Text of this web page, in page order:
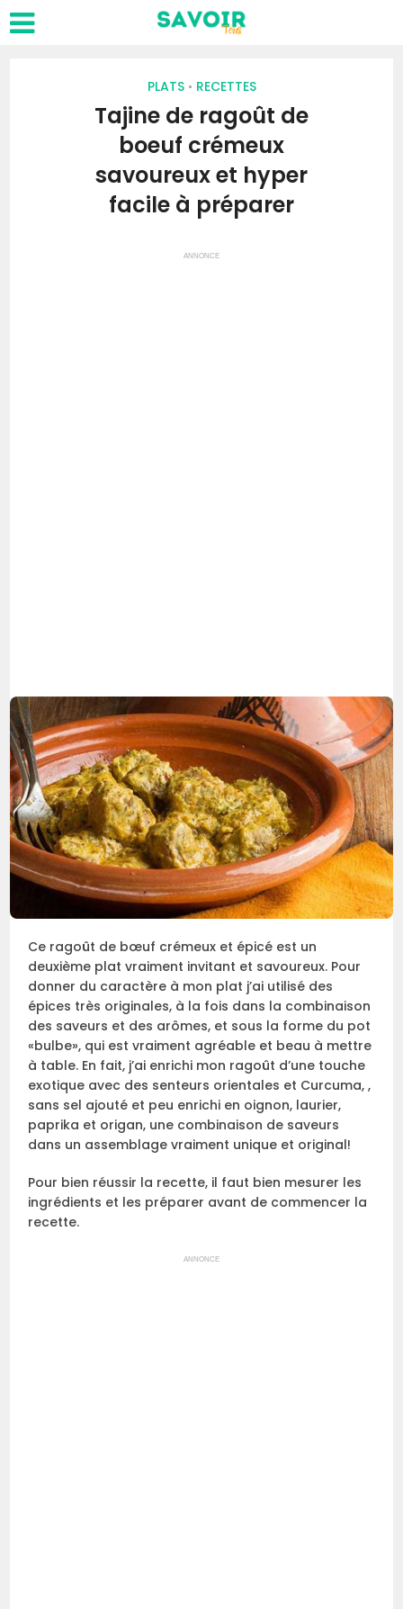
PLATS • RECETTES
Tajine de ragoût de
boeuf crémeux
savoureux et hyper
facile à préparer
ANNONCE
Ce ragoût de bœuf crémeux et épicé est un
deuxième plat vraiment invitant et savoureux. Pour
donner du caractère à mon plat j’ai utilisé des
épices très originales, à la fois dans la combinaison
des saveurs et des arômes, et sous la forme du pot
«bulbe», qui est vraiment agréable et beau à mettre
à table. En fait, j’ai enrichi mon ragoût d’une touche
exotique avec des senteurs orientales et Curcuma, ,
sans sel ajouté et peu enrichi en oignon, laurier,
paprika et origan, une combinaison de saveurs
dans un assemblage vraiment unique et original!
Pour bien réussir la recette, il faut bien mesurer les
ingrédients et les préparer avant de commencer la
recette.
ANNONCE